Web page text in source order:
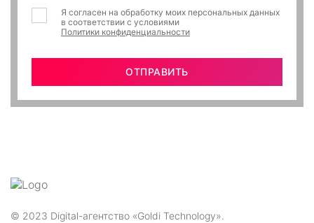
Я согласен на обработку моих персональных данных
в соответствии с условиями
Политики конфиденциальности
ОТПРАВИТЬ
© 2023 Digital-агентство «Goldi Technology».